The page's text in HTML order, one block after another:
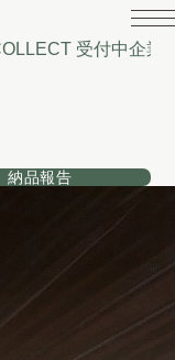
受付中企業
納品報告